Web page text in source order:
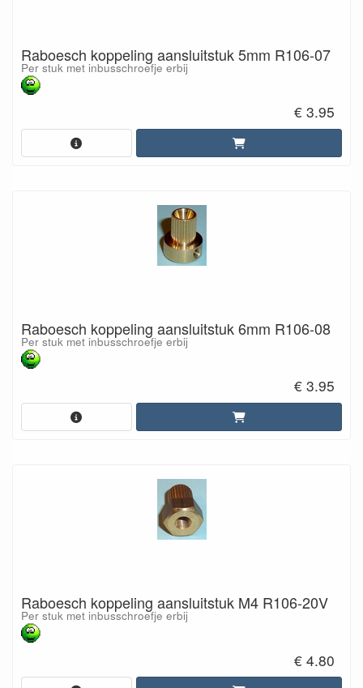
Raboesch koppeling aansluitstuk 5mm R106-07
Per stuk met inbusschroefje erbij
€ 3.95
Raboesch koppeling aansluitstuk 6mm R106-08
Per stuk met inbusschroefje erbij
€ 3.95
Raboesch koppeling aansluitstuk M4 R106-20V
Per stuk met inbusschroefje erbij
€ 4.80